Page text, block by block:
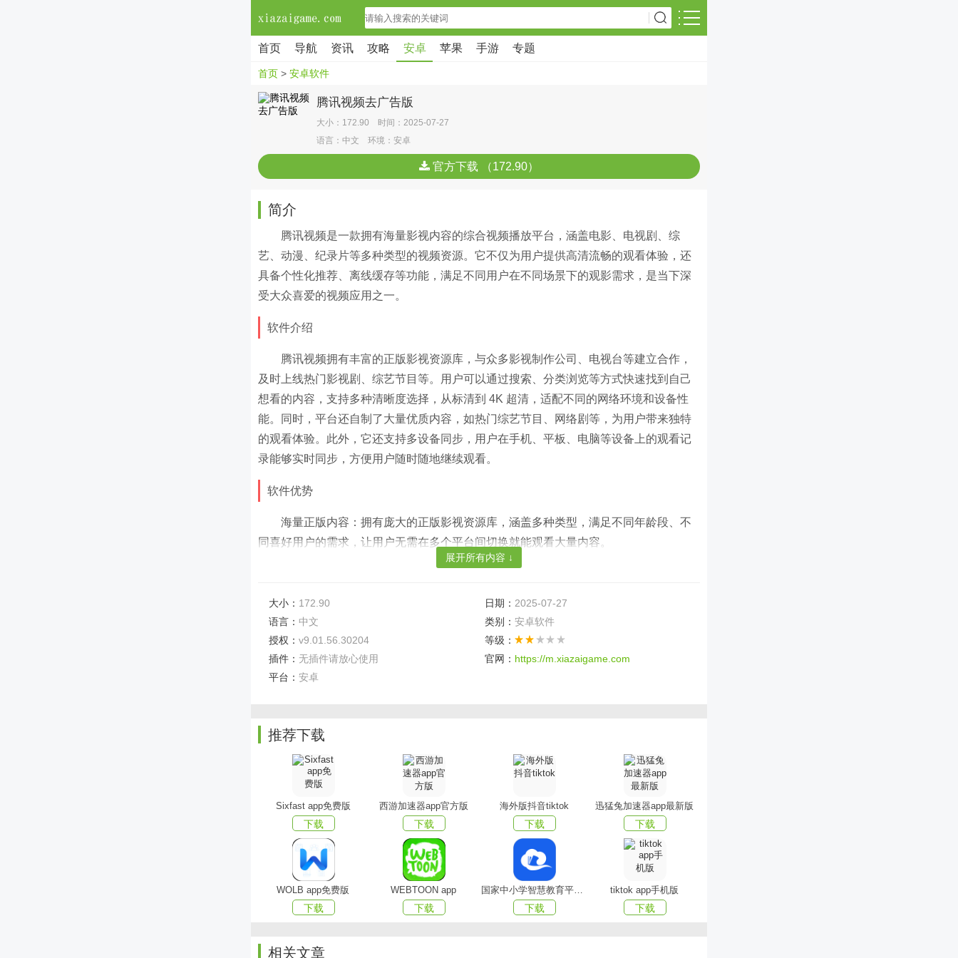
首页 导航 资讯 攻略 安卓 苹果 手游 专题
首页 > 安卓软件
腾讯视频去广告版
大小：172.90 时间：2025-07-27
语言：中文 环境：安卓
官方下载 （172.90）
简介
腾讯视频是一款拥有海量影视内容的综合视频播放平台，涵盖电影、电视剧、综
艺、动漫、纪录片等多种类型的视频资源。它不仅为用户提供高清流畅的观看体验，还
具备个性化推荐、离线缓存等功能，满足不同用户在不同场景下的观影需求，是当下深
受大众喜爱的视频应用之一。​
软件介绍​
腾讯视频拥有丰富的正版影视资源库，与众多影视制作公司、电视台等建立合作，
及时上线热门影视剧、综艺节目等。用户可以通过搜索、分类浏览等方式快速找到自己
想看的内容，支持多种清晰度选择，从标清到 4K 超清，适配不同的网络环境和设备性
能。同时，平台还自制了大量优质内容，如热门综艺节目、网络剧等，为用户带来独特
的观看体验。此外，它还支持多设备同步，用户在手机、平板、电脑等设备上的观看记
录能够实时同步，方便用户随时随地继续观看。​
软件优势​
海量正版内容：拥有庞大的正版影视资源库，涵盖多种类型，满足不同年龄段、不
同喜好用户的需求，让用户无需在多个平台间切换就能观看大量内容。​
高清流畅体验：采用先进的视频编码和传输技术，保证视频播放的高清画质和流畅
个性化推荐精准：基于用户的观看历史、搜索记录等数据，通过智能算法为用户精
准推荐可能感兴趣的内容，节省用户寻找内容的时间，提高观影效率。​
多设备同步便捷：支持手机、平板、电脑、电视等多种设备登录同一账号，观看记
录、收藏等信息实时同步，用户可以在不同设备间无缝切换，继续享受观影乐趣。​
观看，如通勤途中、出差时等，非常实用。​
弹幕互动体验：观看视频时，用户可以发送弹幕与其他观众实时互动，分享自己的
看法和感受，增加了观影的趣味性和参与感。​
会员专属权益丰富：开通会员后可享受无广告、高清画质、提前看剧集等多种专属
权益，还有会员专属内容可供观看，为用户提供更优质的服务。​
直播内容多样：不仅有影视内容，还涵盖体育赛事、游戏直播、演唱会等多种直播
内容，满足用户对实时观看的需求。​
展开所有内容 ↓
大小： 172.90 日期： 2025-07-27
语言： 中文 类别： 安卓软件
授权： v9.01.56.30204
等级：
插件： 无插件请放心使用 官网： https://m.xiazaigame.com
平台： 安卓
推荐下载
Sixfast app免费版
下载
西游加速器app官方版
下载
海外版抖音tiktok
下载
迅猛兔加速器app最新版
下载
WOLB app免费版
下载
WEBTOON app
下载
国家中小学智慧教育平台app(智慧中小学)
下载
tiktok app手机版
下载
相关文章